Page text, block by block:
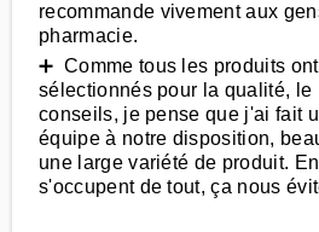
recommande vivement aux
pharmacie.
➕ Comme tous les produits
sélectionnés pour la qualité, le
conseils, je pense que j'ai fait
équipe à notre disposition,
une large variété de produit.
s'occupent de tout, ça nous